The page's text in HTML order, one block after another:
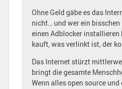
Ohne Geld gäbe es das
nicht… und wer ein bisschen
einen Adblocker
kauft, was verlinkt ist, der
Das Internet stürzt
bringt die gesamte
Wenn alles open source